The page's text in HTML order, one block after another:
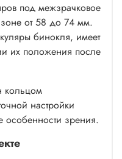
под межзрачковое
от 58 до 74 мм.
бинокля, имеет
их положения после
кольцом
настройки
особенности зрения.